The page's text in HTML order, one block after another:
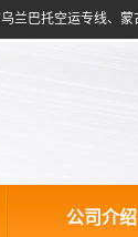
公司介绍